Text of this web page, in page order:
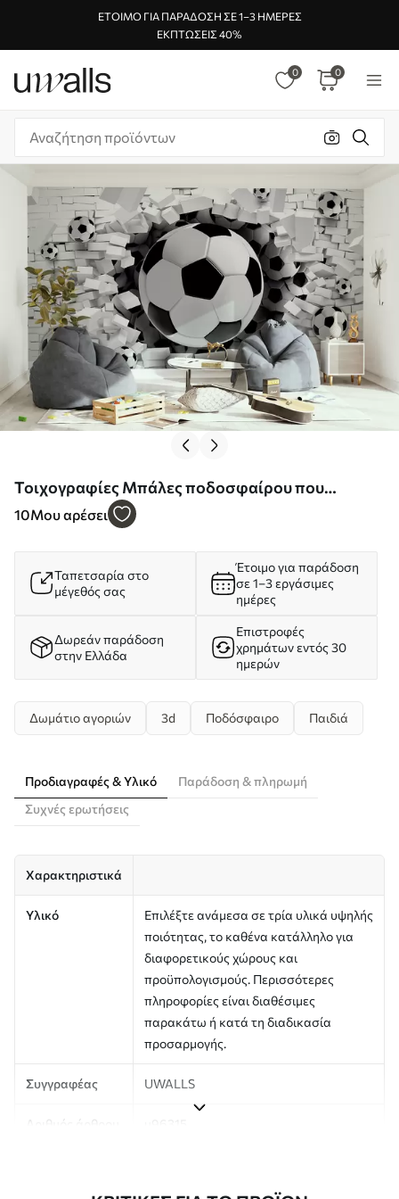
ΈΤΟΙΜΟ ΓΙΑ ΠΑΡΆΔΟΣΗ ΣΕ 1–3 ΗΜΈΡΕΣ
ΕΚΠΤΏΣΕΙΣ 40%
0 0
Τοιχογραφίες Μπάλες ποδοσφαίρου που
διαπερνούν τον τοίχο Nr. u96315
10Μου αρέσει
Ταπετσαρία στο
μέγεθός σας
Έτοιμο για παράδοση
σε 1–3 εργάσιμες
ημέρες
Δωρεάν παράδοση
στην Ελλάδα
Επιστροφές
χρημάτων εντός 30
ημερών
Δωμάτιο αγοριών 3d Ποδόσφαιρο Παιδιά
Προδιαγραφές & Υλικό
Παράδοση & πληρωμή
Συχνές ερωτήσεις
Χαρακτηριστικά
Υλικό
Επιλέξτε ανάμεσα σε τρία υλικά υψηλής
ποιότητας, το καθένα κατάλληλο για
διαφορετικούς χώρους και
προϋπολογισμούς. Περισσότερες
πληροφορίες είναι διαθέσιμες
παρακάτω ή κατά τη διαδικασία
προσαρμογής.
Συγγραφέας UWALLS
Αριθμός άρθρου